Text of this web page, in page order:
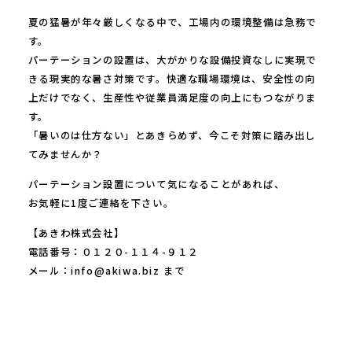
夏の猛暑が年々厳しくなる中で、工場内の環境整備は急務で
す。
パーテーションの設置は、大がかりな設備投資なしに実現で
きる現実的な暑さ対策です。快適な職場環境は、安全性の向
上だけでなく、生産性や従業員満足度の向上にもつながりま
す。
「暑いのは仕方ない」とあきらめず、今こそ対策に踏み出し
てみませんか？
パーテーション設置について気になることがあれば、
お気軽に1度ご連絡を下さい。
【あきわ株式会社】
電話番号：０１２０-１１４-９１２
メール：info@akiwa.biz まで